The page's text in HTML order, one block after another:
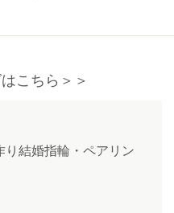
こちら＞＞
り結婚指輪・ペアリン